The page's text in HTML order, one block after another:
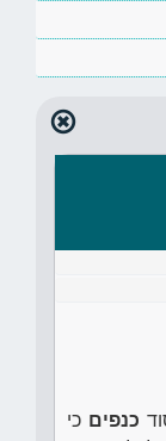
כנפים כי